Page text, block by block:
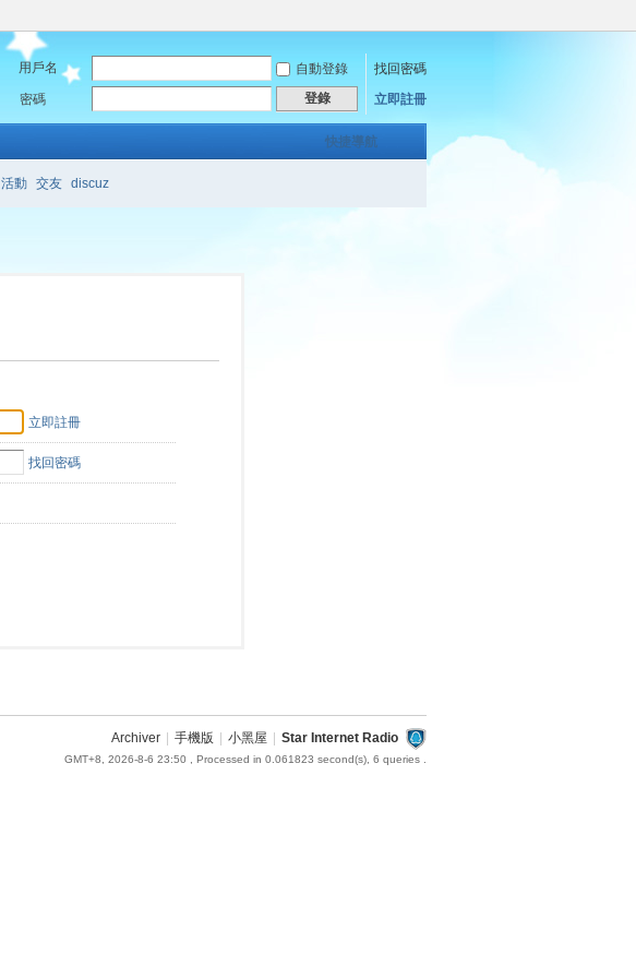
用戶名 自動登錄
找回密碼
密碼
登錄 立即註冊
快捷導航
活動 交友 discuz
立即註冊
找回密碼
Archiver 手機版 小黑屋 Star Internet Radio
GMT+8, 2026-8-6 23:50 , Processed in 0.061823 second(s), 6 queries .